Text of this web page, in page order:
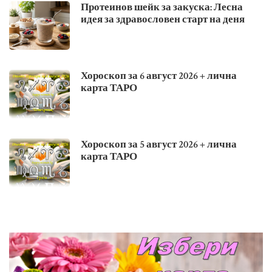
Протеинов шейк за закуска: Лесна
идея за здравословен старт на деня
Хороскоп за 6 август 2026 + лична
карта ТАРО
Хороскоп за 5 август 2026 + лична
карта ТАРО